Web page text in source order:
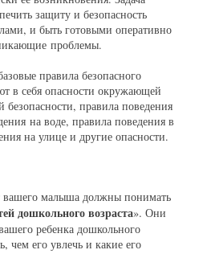
защиту и безопасность
и быть готовыми оперативно
проблемы.
правила безопасного
в себя опасности окружающей
правила поведения
на воде, правила поведения в
на улице и другие опасности.
вашего малыша должны понимать
дошкольного возраста». Они
ребенка дошкольного
чем его увлечь и какие его